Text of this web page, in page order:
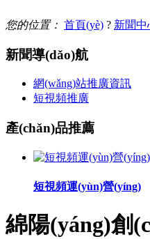
您的位置： 首頁(yè) ? 新聞中
新聞導(dǎo)航
網(wǎng)站推廣資訊
短視頻推廣
產(chǎn)品推薦
短視頻運(yùn)營(yíng)
綿陽(yáng)創